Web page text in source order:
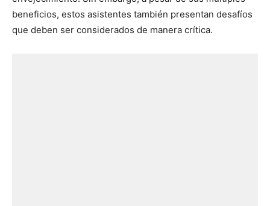
beneficios, estos asistentes también presentan desafíos
que deben ser considerados de manera crítica.